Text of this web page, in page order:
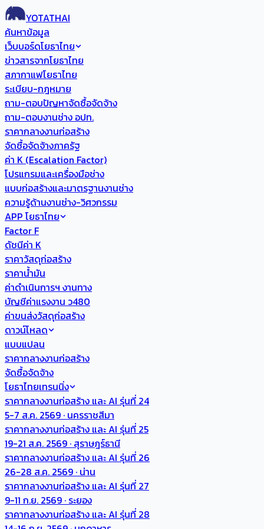
YOTATHAI
ค้นหาข้อมูล
เว็บบอร์ดโยธาไทย
ข่าวสารจากโยธาไทย
สภากาแฟโยธาไทย
ระเบียบ-กฎหมาย
ถาม-ตอบปัญหาจัดซื้อจัดจ้าง
ถาม-ตอบงานช่าง อปท.
ราคากลางงานก่อสร้าง
จัดซื้อจัดจ้างภาครัฐ
ค่า K (Escalation Factor)
โปรแกรมและเครื่องมือช่าง
แบบก่อสร้างและมาตรฐานงานช่าง
ความรู้ด้านงานช่าง-วิศวกรรม
APP โยธาไทย
Factor F
ดัชนีค่า K
ราคาวัสดุก่อสร้าง
ราคาน้ำมัน
ค่าดำเนินการฯ งานทาง
บัญชีค่าแรงงาน ว480
ค่าขนส่งวัสดุก่อสร้าง
ดาวน์โหลด
แบบแปลน
ราคากลางงานก่อสร้าง
จัดซื้อจัดจ้าง
โยธาไทยเทรนนิ่ง
ราคากลางงานก่อสร้าง และ AI รุ่นที่ 24
5-7 ส.ค. 2569 · นครราชสีมา
ราคากลางงานก่อสร้าง และ AI รุ่นที่ 25
19-21 ส.ค. 2569 · สุราษฎร์ธานี
ราคากลางงานก่อสร้าง และ AI รุ่นที่ 26
26-28 ส.ค. 2569 · น่าน
ราคากลางงานก่อสร้าง และ AI รุ่นที่ 27
9-11 ก.ย. 2569 · ระยอง
ราคากลางงานก่อสร้าง และ AI รุ่นที่ 28